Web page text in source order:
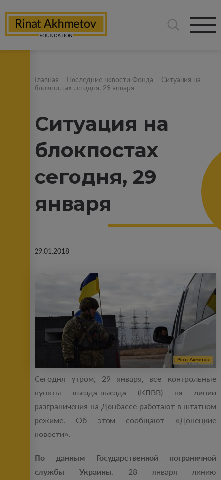
Главная - Последние новости Фонда - Ситуация на
блокпостах сегодня, 29 января
Ситуация на
блокпостах
сегодня, 29
января
29.01.2018
Сегодня утром, 29 января, все контрольные
пункты въезда-выезда (КПВВ) на линии
разграничения на Донбассе работают в штатном
режиме. Об этом сообщают «Донецкие
новости».
По данным Государственной пограничной
службы Украины, 28 января линию